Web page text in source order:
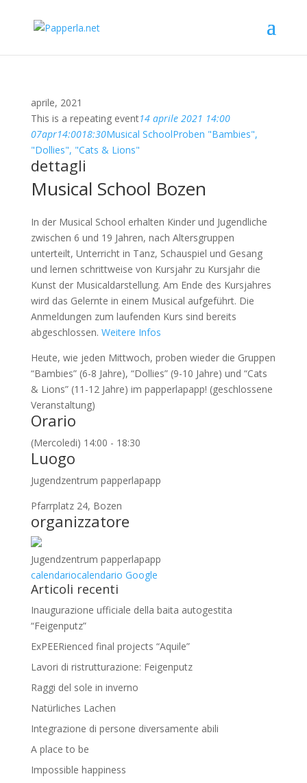
aprile, 2021
This is a repeating event14 aprile 2021 14:00
07apr14:0018:30Musical SchoolProben "Bambies",
"Dollies", "Cats & Lions"
dettagli
Musical School Bozen
In der Musical School erhalten Kinder und Jugendliche
zwischen 6 und 19 Jahren, nach Altersgruppen
unterteilt, Unterricht in Tanz, Schauspiel und Gesang
und lernen schrittweise von Kursjahr zu Kursjahr die
Kunst der Musicaldarstellung. Am Ende des Kursjahres
wird das Gelernte in einem Musical aufgeführt. Die
Anmeldungen zum laufenden Kurs sind bereits
abgeschlossen. Weitere Infos
Heute, wie jeden Mittwoch, proben wieder die Gruppen
“Bambies” (6-8 Jahre), “Dollies” (9-10 Jahre) und “Cats
& Lions” (11-12 Jahre) im papperlapapp! (geschlossene
Veranstaltung)
Orario
(Mercoledi) 14:00 - 18:30
Luogo
Jugendzentrum papperlapapp
Pfarrplatz 24, Bozen
organizzatore
Jugendzentrum papperlapapp
calendariocalendario Google
Articoli recenti
Inaugurazione ufficiale della baita autogestita
“Feigenputz”
ExPEERienced final projects “Aquile”
Lavori di ristrutturazione: Feigenputz
Raggi del sole in inverno
Natürliches Lachen
Integrazione di persone diversamente abili
A place to be
Impossible happiness